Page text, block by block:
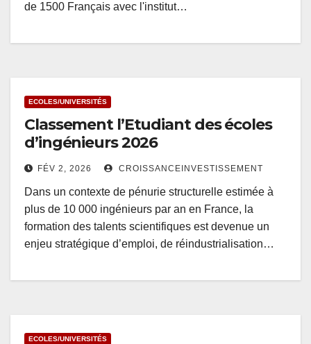
de 1500 Français avec l'institut…
ECOLES/UNIVERSITÉS
Classement l’Etudiant des écoles
d’ingénieurs 2026
FÉV 2, 2026 CROISSANCEINVESTISSEMENT
Dans un contexte de pénurie structurelle estimée à
plus de 10 000 ingénieurs par an en France, la
formation des talents scientifiques est devenue un
enjeu stratégique d’emploi, de réindustrialisation…
ECOLES/UNIVERSITÉS